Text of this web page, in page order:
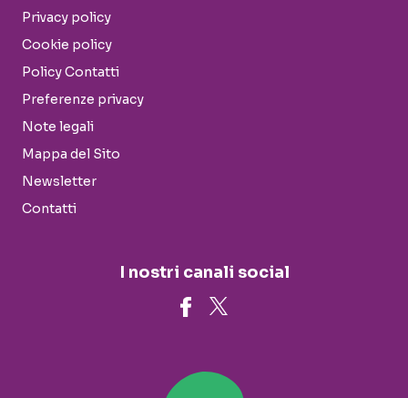
Privacy policy
Cookie policy
Policy Contatti
Preferenze privacy
Note legali
Mappa del Sito
Newsletter
Contatti
I nostri canali social